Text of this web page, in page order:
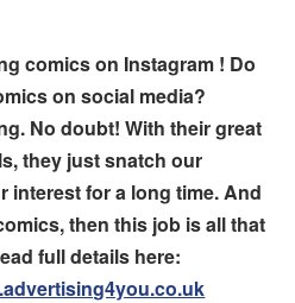
comics on Instagram ! Do
on social media?
No doubt! With their great
they just snatch our
interest for a long time. And
then this job is all that
full details here: